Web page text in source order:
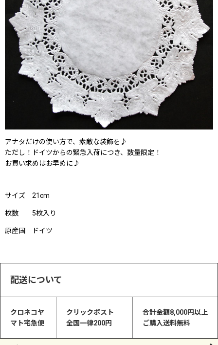
アナタだけの使い方で、素敵な装飾を♪
ただし！ドイツからの緊急入荷につき、数量限定！
お買い求めはお早めに♪
サイズ 21cm
枚数 5枚入り
原産国 ドイツ
配送について
クロネコヤ
マト宅急便
クリックポスト
全国一律200円
合計金額8,000円以上
ご購入送料無料